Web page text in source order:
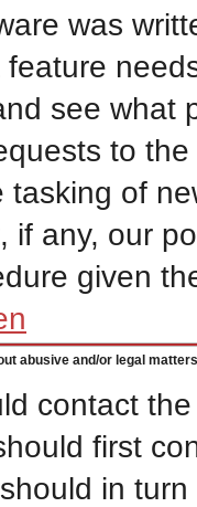
was
feature
see what
to
tasking of
if any, our
given
abusive and/or legal
contact
first
in